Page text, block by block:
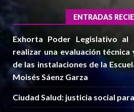
ENTRADAS
Exhorta Poder Legislativo al
realizar una evaluación
de las instalaciones de la
Moisés Sáenz Garza
Ciudad Salud: justicia social